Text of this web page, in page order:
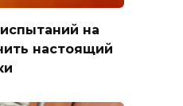
на
настоящий